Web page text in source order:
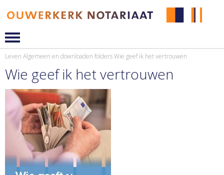
Leven Algemeen en downloaden foldersWie geef ik het vertrouwen
Wie geef ik het vertrouwen